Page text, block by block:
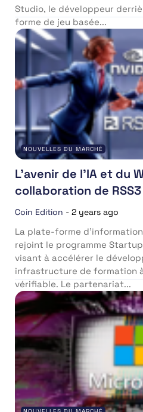
Studio, le développeur
forme de jeu basée...
NOUVELLES DU MARCHÉ
L’avenir de l’IA et du
collaboration de RSS3
Coin Edition - 2 years ago
La plate-forme
rejoint le programme Startup
visant à accélérer le
infrastructure de formation
vérifiable. Le partenariat...